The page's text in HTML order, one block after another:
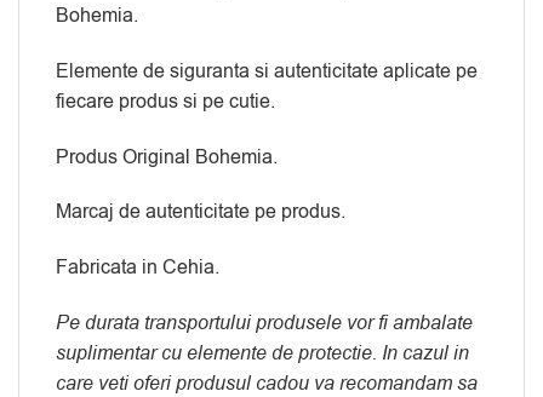
Bohemia.
Elemente de siguranta si autenticitate aplicate pe
fiecare produs si pe cutie.
Produs Original Bohemia.
Marcaj de autenticitate pe produs.
Fabricata in Cehia.
Pe durata transportului produsele vor fi ambalate
suplimentar cu elemente de protectie. In cazul in
care veti oferi produsul cadou va recomandam sa